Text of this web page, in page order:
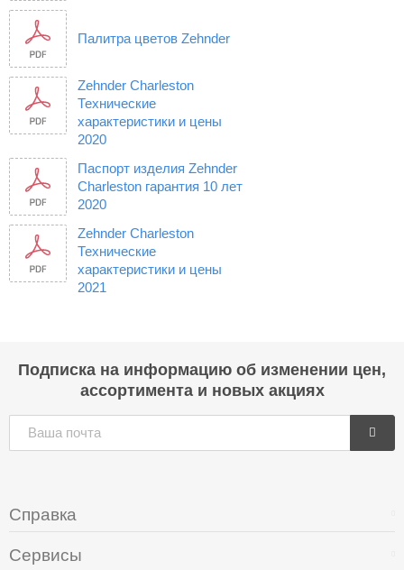
Палитра цветов Zehnder
Zehnder Charleston
Технические
характеристики и цены
2020
Паспорт изделия Zehnder
Charleston гарантия 10 лет
2020
Zehnder Charleston
Технические
характеристики и цены
2021
Подписка на информацию об изменении цен,
ассортимента и новых акциях
Справка
Сервисы